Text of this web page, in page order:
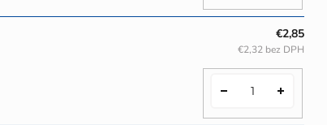
€2,85
€2,32 bez DPH